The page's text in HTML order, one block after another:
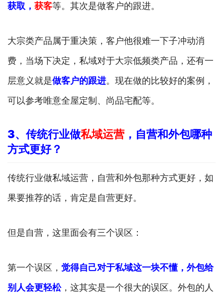
获取， 获客等。其次是做客户的跟进。
大宗类产品属于重决策，客户他很难一下子冲动消
费，当场下决定，私域对于大宗低频类产品，还有一
层意义就是做客户的跟进。现在做的比较好的案例，
可以参考唯意全屋定制、尚品宅配等。
3、传统行业做私域运营 ，自营和外包哪种
方式更好？
传统行业做私域运营，自营和外包那种方式更好，如
果要推荐的话，肯定是自营更好。
但是自营，这里面会有三个误区：
第一个误区， 觉得自己对于私域这一块不懂，外包给
别人会更轻松，这其实是一个很大的误区。外包的人